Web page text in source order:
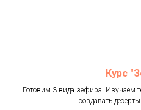
Курс
Готовим 3 вида зефира. Изучаем
создавать